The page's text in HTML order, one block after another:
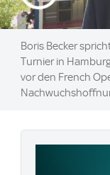
Boris Becker
Turnier in
vor den French